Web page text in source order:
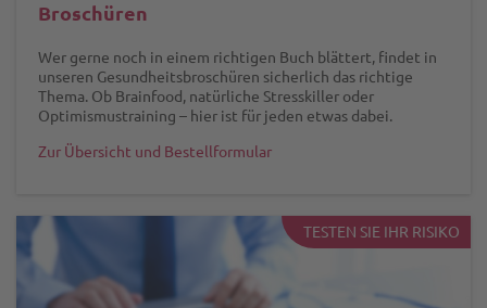
Broschüren
Wer gerne noch in einem richtigen Buch blättert, findet in
unseren Gesundheitsbroschüren sicherlich das richtige
Thema. Ob Brainfood, natürliche Stresskiller oder
Optimismustraining – hier ist für jeden etwas dabei.
Zur Übersicht und Bestellformular
TESTEN SIE IHR RISIKO